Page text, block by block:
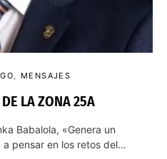
MENSAJES
LA ZONA 25A
Babalola, «Genera un
pensar en los retos del…